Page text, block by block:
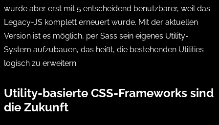
wurde aber erst mit 5 entscheidend benutzbarer, weil das
Legacy-JS komplett erneuert wurde. Mit der aktuellen
Version ist es möglich, per Sass sein eigenes Utility-
System aufzubauen, das heißt, die bestehenden Utilities
logisch zu erweitern.
Utility-basierte CSS-Frameworks sind
die Zukunft